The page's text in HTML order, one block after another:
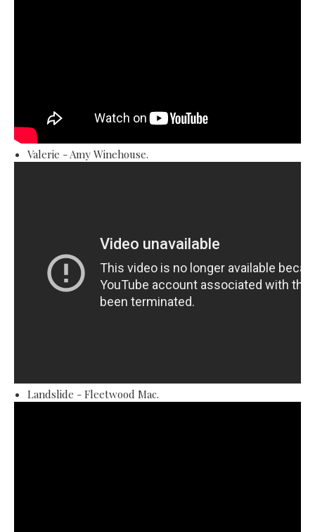
Valerie - Amy Winehouse.
Landslide - Fleetwood Mac.